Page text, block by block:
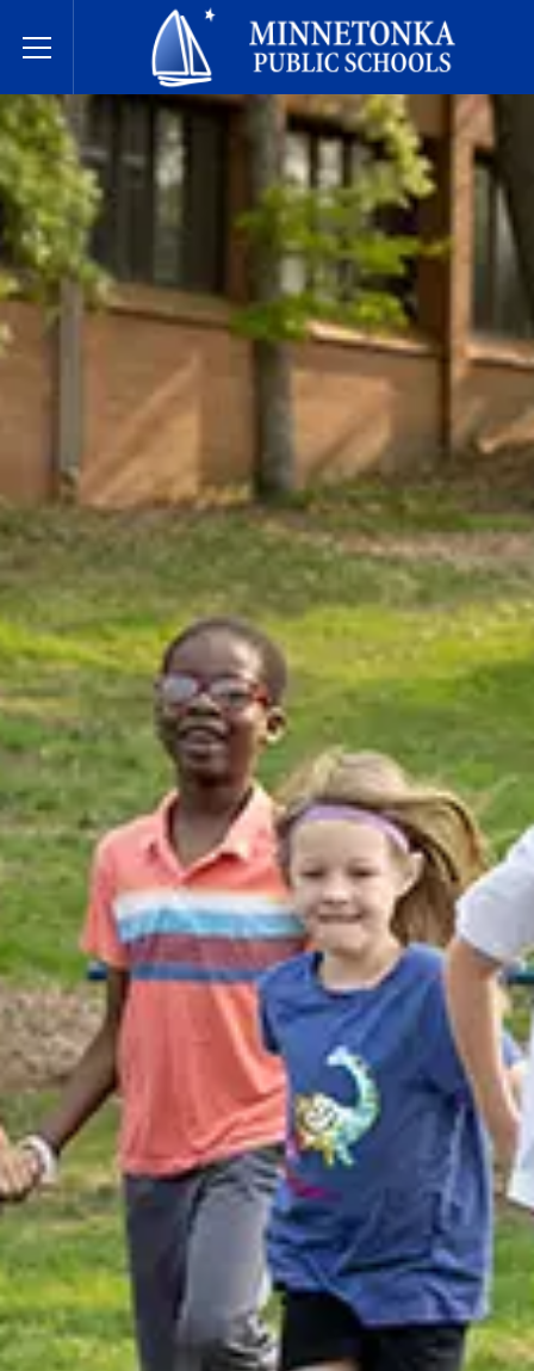
Toggle Menu
Державні школи Міннетонки